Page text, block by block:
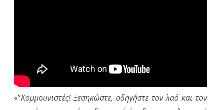
«”Κομμουνιστές! Ξεσηκώστε, οδηγήστε τον λαό και τον